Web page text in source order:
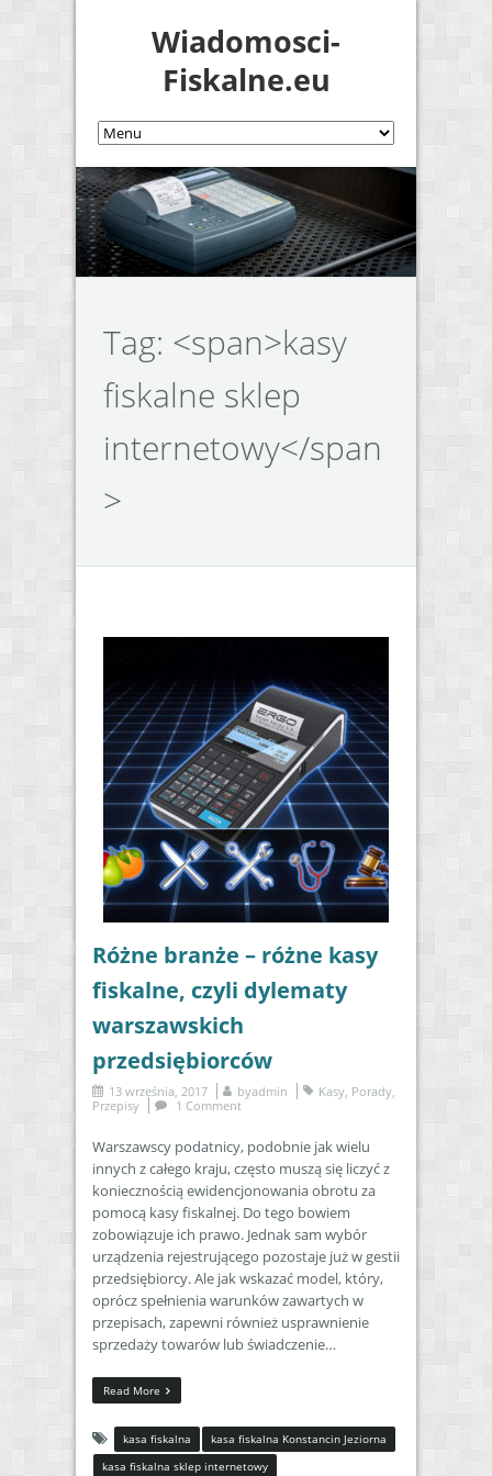
Wiadomosci-
Fiskalne.eu
Tag: <span>kasy
fiskalne sklep
internetowy</span
>
Różne branże – różne kasy
fiskalne, czyli dylematy
warszawskich
przedsiębiorców
13 września, 2017 byadmin Kasy, Porady,
Przepisy
1 Comment
Warszawscy podatnicy, podobnie jak wielu
innych z całego kraju, często muszą się liczyć z
koniecznością ewidencjonowania obrotu za
pomocą kasy fiskalnej. Do tego bowiem
zobowiązuje ich prawo. Jednak sam wybór
urządzenia rejestrującego pozostaje już w gestii
przedsiębiorcy. Ale jak wskazać model, który,
oprócz spełnienia warunków zawartych w
przepisach, zapewni również usprawnienie
sprzedaży towarów lub świadczenie…
Read More
kasa fiskalna
kasa fiskalna Konstancin Jeziorna
kasa fiskalna sklep internetowy